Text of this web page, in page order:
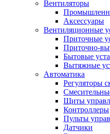
Вентиляторы
Аксессуары
Вентиляционные
Приточные
Приточно-
Бытовые
Вытяжные
Автоматика
Регуляторы
Щиты
Контроллеры
Пульты
Датчики